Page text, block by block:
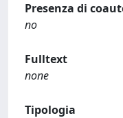
Presenza di
no
Fulltext
none
Tipologia